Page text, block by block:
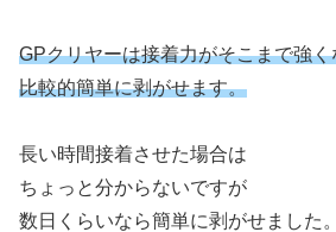
GPクリヤーは接着力がそこまで強
比較的簡単に剥がせます。
長い時間接着させた場合は
ちょっと分からないですが
数日くらいなら簡単に剥がせました。